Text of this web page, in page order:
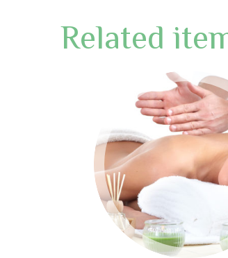
Related
ALIQUET
Phasellus ac erat ut
vulputate molestie.